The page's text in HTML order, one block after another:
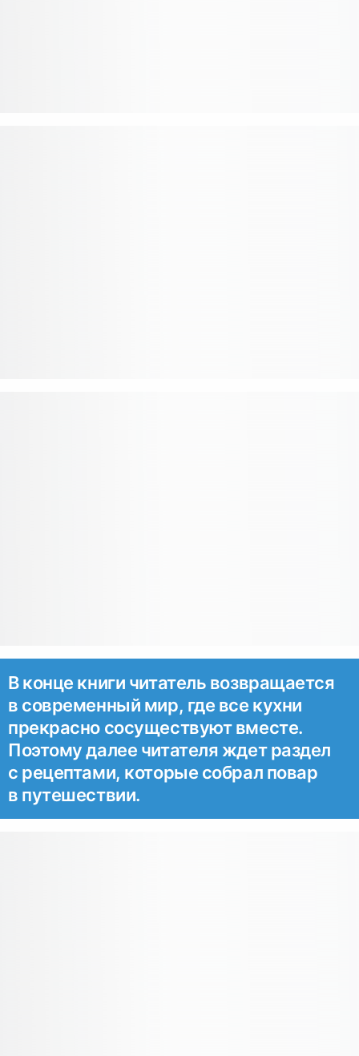
В конце книги читатель возвращается
в современный мир, где все кухни
прекрасно сосуществуют вместе.
Поэтому далее читателя ждет раздел
с рецептами, которые собрал повар
в путешествии.